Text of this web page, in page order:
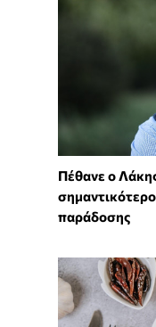
Πέθανε ο
παράδοσης